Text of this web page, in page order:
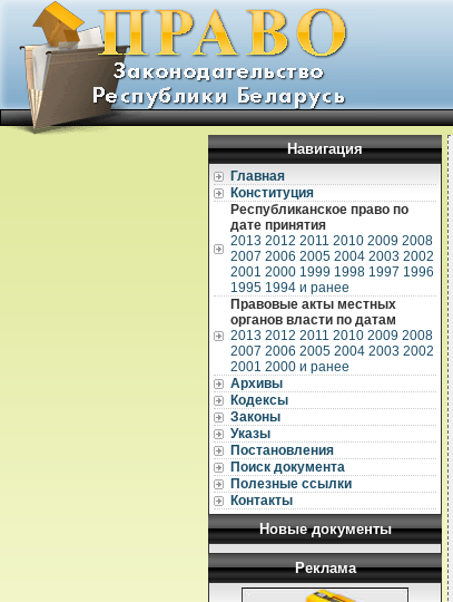
Навигация
Главная
Конституция
Республиканское право по
дате принятия
2013 2012 2011 2010 2009 2008
2007 2006 2005 2004 2003 2002
2001 2000 1999 1998 1997 1996
1995 1994 и ранее
Правовые акты местных
органов власти по датам
2013 2012 2011 2010 2009 2008
2007 2006 2005 2004 2003 2002
2001 2000 и ранее
Архивы
Кодексы
Законы
Указы
Постановления
Поиск документа
Полезные ссылки
Контакты
Новые документы
Реклама